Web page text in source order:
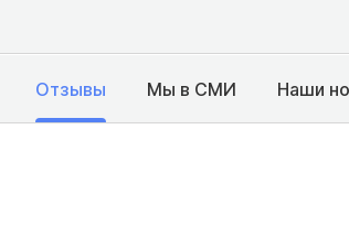
Отзывы Мы в СМИ Наши